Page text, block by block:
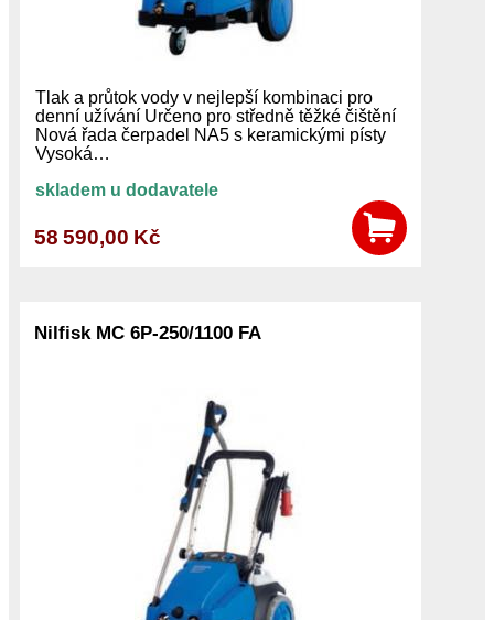
Tlak a průtok vody v nejlepší kombinaci pro
denní užívání Určeno pro středně těžké čištění
Nová řada čerpadel NA5 s keramickými písty
Vysoká…
skladem u dodavatele
58 590,00 Kč
Nilfisk MC 6P-250/1100 FA